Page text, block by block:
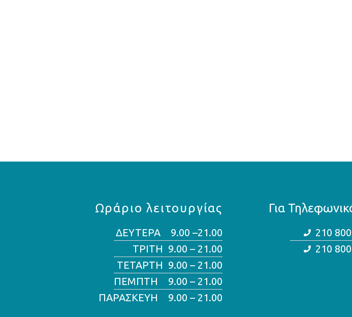
Ωράριο λειτουργίας
ΔΕΥΤΕΡΑ 9.00 –21.00
ΤΡΙΤΗ 9.00 – 21.00
ΤΕΤΑΡΤΗ 9.00 – 21.00
ΠΕΜΠΤΗ 9.00 – 21.00
ΠΑΡΑΣΚΕΥΗ 9.00 – 21.00
Για
210
210